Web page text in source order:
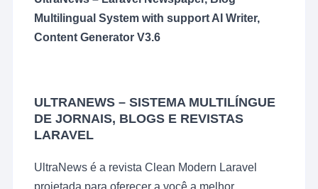
Multilingual System with support AI Writer,
Content Generator V3.6
ULTRANEWS – SISTEMA MULTILÍNGUE
DE JORNAIS, BLOGS E REVISTAS
LARAVEL
UltraNews é a revista Clean Modern Laravel
projetada para oferecer a você a melhor